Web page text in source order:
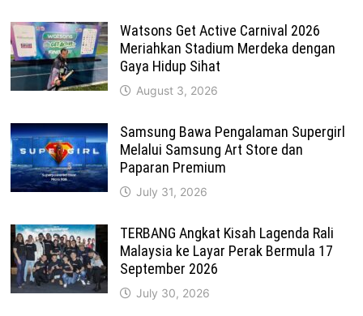
Watsons Get Active Carnival 2026
Meriahkan Stadium Merdeka dengan
Gaya Hidup Sihat
August 3, 2026
Samsung Bawa Pengalaman Supergirl
Melalui Samsung Art Store dan
Paparan Premium
July 31, 2026
TERBANG Angkat Kisah Lagenda Rali
Malaysia ke Layar Perak Bermula 17
September 2026
July 30, 2026